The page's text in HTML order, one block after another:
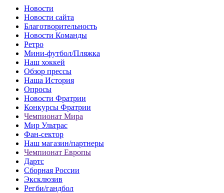
Новости
Новости сайта
Благотворительность
Новости Команды
Ретро
Мини-футбол/Пляжка
Наш хоккей
Обзор прессы
Наша История
Опросы
Новости Фратрии
Конкурсы Фратрии
Чемпионат Мира
Мир Ультрас
Фан-cектор
Наш магазин/партнеры
Чемпионат Европы
Дартс
Сборная России
Эксклюзив
Регби/гандбол